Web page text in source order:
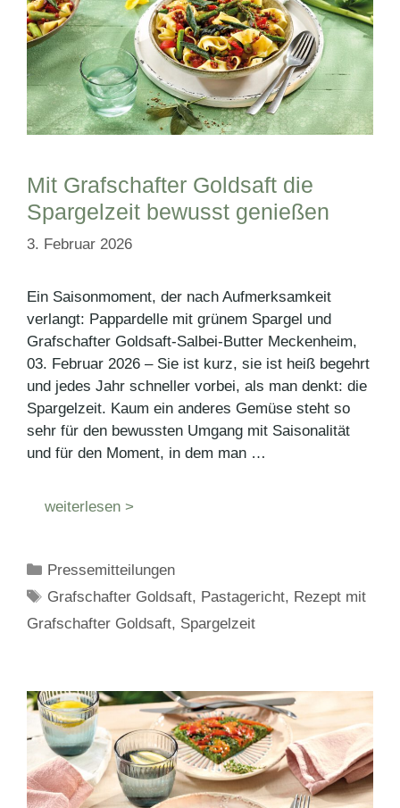
Mit Grafschafter Goldsaft die
Spargelzeit bewusst genießen
3. Februar 2026
Ein Saisonmoment, der nach Aufmerksamkeit
verlangt: Pappardelle mit grünem Spargel und
Grafschafter Goldsaft-Salbei-Butter Meckenheim,
03. Februar 2026 – Sie ist kurz, sie ist heiß begehrt
und jedes Jahr schneller vorbei, als man denkt: die
Spargelzeit. Kaum ein anderes Gemüse steht so
sehr für den bewussten Umgang mit Saisonalität
und für den Moment, in dem man …
weiterlesen >
Kategorien
Pressemitteilungen
Schlagwörter
Grafschafter Goldsaft, Pastagericht, Rezept mit
Grafschafter Goldsaft, Spargelzeit